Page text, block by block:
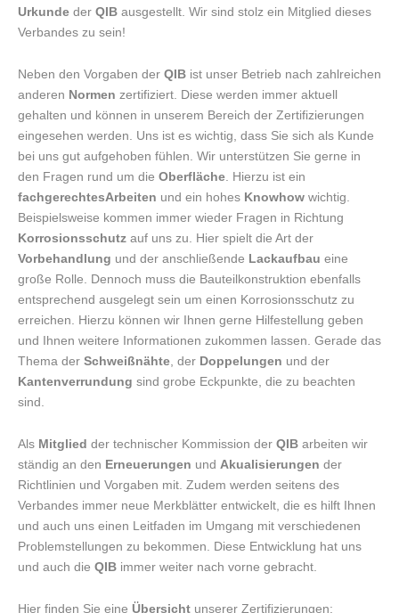
Urkunde der QIB ausgestellt. Wir sind stolz ein Mitglied dieses
Verbandes zu sein!
Neben den Vorgaben der QIB ist unser Betrieb nach zahlreichen
anderen Normen zertifiziert. Diese werden immer aktuell
gehalten und können in unserem Bereich der Zertifizierungen
eingesehen werden. Uns ist es wichtig, dass Sie sich als Kunde
bei uns gut aufgehoben fühlen. Wir unterstützen Sie gerne in
den Fragen rund um die Oberfläche . Hierzu ist ein
fachgerechtesArbeiten und ein hohes Knowhow wichtig.
Beispielsweise kommen immer wieder Fragen in Richtung
Korrosionsschutz auf uns zu. Hier spielt die Art der
Vorbehandlung und der anschließende Lackaufbau eine
große Rolle. Dennoch muss die Bauteilkonstruktion ebenfalls
entsprechend ausgelegt sein um einen Korrosionsschutz zu
erreichen. Hierzu können wir Ihnen gerne Hilfestellung geben
und Ihnen weitere Informationen zukommen lassen. Gerade das
Thema der Schweißnähte , der Doppelungen und der
Kantenverrundung sind grobe Eckpunkte, die zu beachten
sind.
Als Mitglied der technischer Kommission der QIB arbeiten wir
ständig an den Erneuerungen und Akualisierungen der
Richtlinien und Vorgaben mit. Zudem werden seitens des
Verbandes immer neue Merkblätter entwickelt, die es hilft Ihnen
und auch uns einen Leitfaden im Umgang mit verschiedenen
Problemstellungen zu bekommen. Diese Entwicklung hat uns
und auch die QIB immer weiter nach vorne gebracht.
Hier finden Sie eine Übersicht unserer Zertifizierungen: